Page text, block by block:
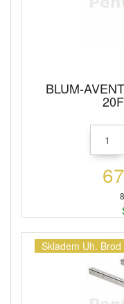
BLUM-
Skladem Uh. Brod